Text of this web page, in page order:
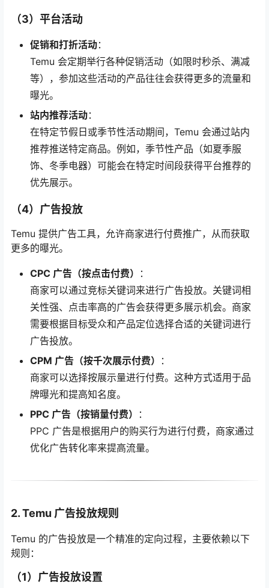
（3）平台活动
促销和打折活动：
Temu 会定期举行各种促销活动（如限时秒杀、满减
等），参加这些活动的产品往往会获得更多的流量和
曝光。
站内推荐活动：
在特定节假日或季节性活动期间，Temu 会通过站内
推荐推送特定商品。例如，季节性产品（如夏季服
饰、冬季电器）可能会在特定时间段获得平台推荐的
优先展示。
（4）广告投放
Temu 提供广告工具，允许商家进行付费推广，从而获取
更多的曝光。
CPC 广告（按点击付费）
：
商家可以通过竞标关键词来进行广告投放。关键词相
关性强、点击率高的广告会获得更多展示机会。商家
需要根据目标受众和产品定位选择合适的关键词进行
广告投放。
CPM 广告（按千次展示付费）
：
商家可以选择按展示量进行付费。这种方式适用于品
牌曝光和提高知名度。
PPC 广告（按销量付费）
：
PPC 广告是根据用户的购买行为进行付费，商家通过
优化广告转化率来提高流量。
2. Temu 广告投放规则
Temu 的广告投放是一个精准的定向过程，主要依赖以下
规则：
（1）广告投放设置